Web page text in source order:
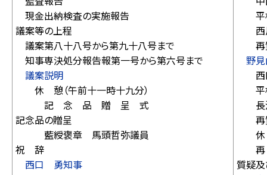
現金出納検査の実施報告
議案等の上程
議案第八十八号から第九十八号まで
知事専決処分報告報第一号から第六号まで
議案説明
休 憩（午前十一時十九分）
記 念 品 贈 呈 式
記念品の贈呈
藍綬褒章 馬頭哲弥議員
祝 辞
西口 勇知事
平
西
再
野
西
平
長
再
休
再
質疑